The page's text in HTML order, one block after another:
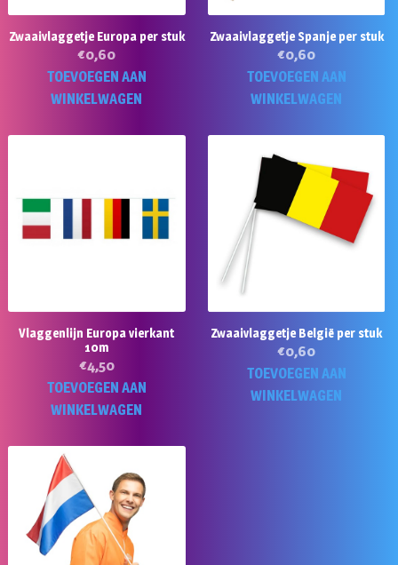
Zwaaivlaggetje Europa per stuk
€0,60
TOEVOEGEN AAN
WINKELWAGEN
Zwaaivlaggetje Spanje per stuk
€0,60
TOEVOEGEN AAN
WINKELWAGEN
Vlaggenlijn Europa vierkant
10m
€4,50
TOEVOEGEN AAN
WINKELWAGEN
Zwaaivlaggetje België per stuk
€0,60
TOEVOEGEN AAN
WINKELWAGEN